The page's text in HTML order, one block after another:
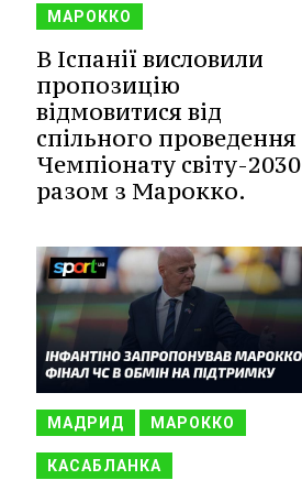
МАРОККО
В Іспанії висловили
пропозицію
відмовитися від
спільного проведення
Чемпіонату світу-2030
разом з Марокко.
МАДРИД МАРОККО
КАСАБЛАНКА